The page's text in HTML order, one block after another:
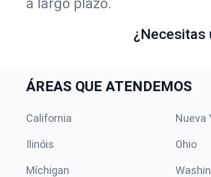
a largo plazo.
¿Necesitas
ÁREAS QUE ATENDEMOS
California Nueva
Ilinóis Ohio
Míchigan